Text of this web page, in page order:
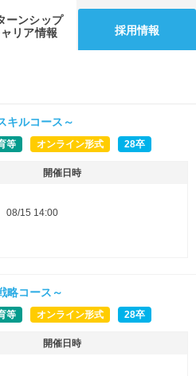
ーンシップ
ャリア情報
採用情報
ルコース～
等 オンライン形式 28卒
開催日時
08/15 14:00
略コース～
等 オンライン形式 28卒
開催日時